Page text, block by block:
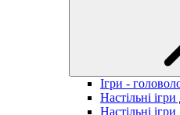
Ігри -
Настільні
Настільні